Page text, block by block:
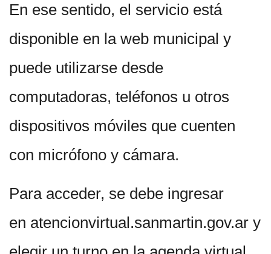
En ese sentido, el servicio está
disponible en la web municipal y
puede utilizarse desde
computadoras, teléfonos u otros
dispositivos móviles que cuenten
con micrófono y cámara.
Para acceder, se debe ingresar
en atencionvirtual.sanmartin.gov.ar y